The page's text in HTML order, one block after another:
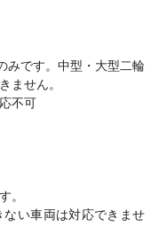
みです。中型・大型二輪
ません。
不可
。
ない車両は対応できませ